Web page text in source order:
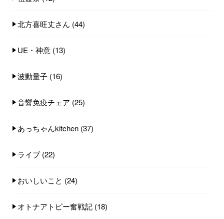
北方喜旺丈さん (44)
UE・神意 (13)
波動量子 (16)
音響免疫チェア (25)
あっちゃんkitchen (37)
ライブ (22)
おいしいこと (24)
オトナアトピー奮戦記 (18)